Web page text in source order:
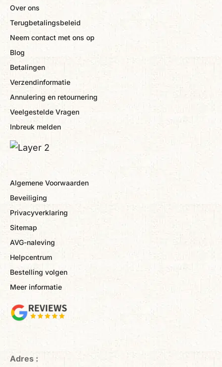
Over ons
Terugbetalingsbeleid
Neem contact met ons op
Blog
Betalingen
Verzendinformatie
Annulering en retournering
Veelgestelde Vragen
Inbreuk melden
Algemene Voorwaarden
Beveiliging
Privacyverklaring
Sitemap
AVG-naleving
Helpcentrum
Bestelling volgen
Meer informatie
Adres :